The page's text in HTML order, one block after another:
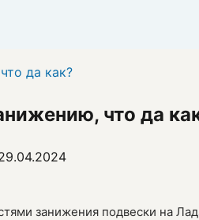
да как?
что да
занижения подвески на